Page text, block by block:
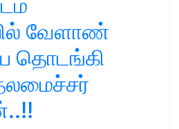
வேளாண்
தொடங்கி